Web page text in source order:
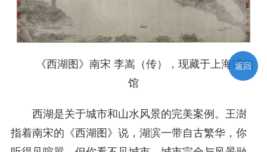
《西湖图》南宋 李嵩（传），现藏于上海博物
馆
西湖是关于城市和山水风景的完美案例。王澍
指着南宋的《西湖图》说，湖滨一带自古繁华，你
返回